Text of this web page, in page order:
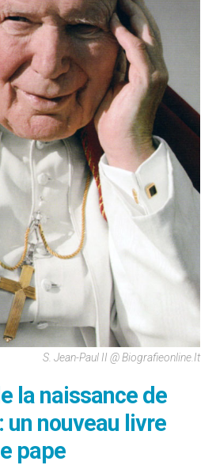
S. Jean-Paul II @ Biografieonline.it
la naissance de
un nouveau livre
pape